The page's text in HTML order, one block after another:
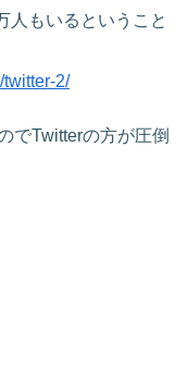
人もいるということ
twitter-2/
でTwitterの方が圧倒